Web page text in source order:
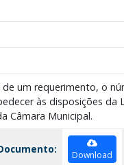
um requerimento, o
às disposições da
Câmara Municipal.
Download